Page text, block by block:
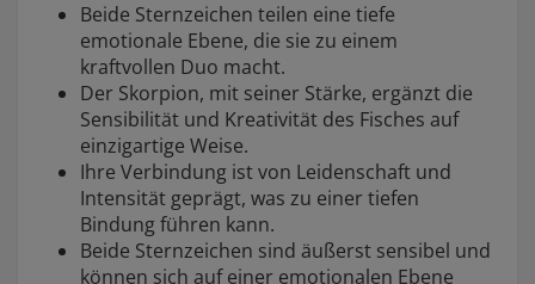
Beide Sternzeichen teilen eine tiefe
emotionale Ebene, die sie zu einem
kraftvollen Duo macht.
Der Skorpion, mit seiner Stärke, ergänzt die
Sensibilität und Kreativität des Fisches auf
einzigartige Weise.
Ihre Verbindung ist von Leidenschaft und
Intensität geprägt, was zu einer tiefen
Bindung führen kann.
Beide Sternzeichen sind äußerst sensibel und
können sich auf einer emotionalen Ebene